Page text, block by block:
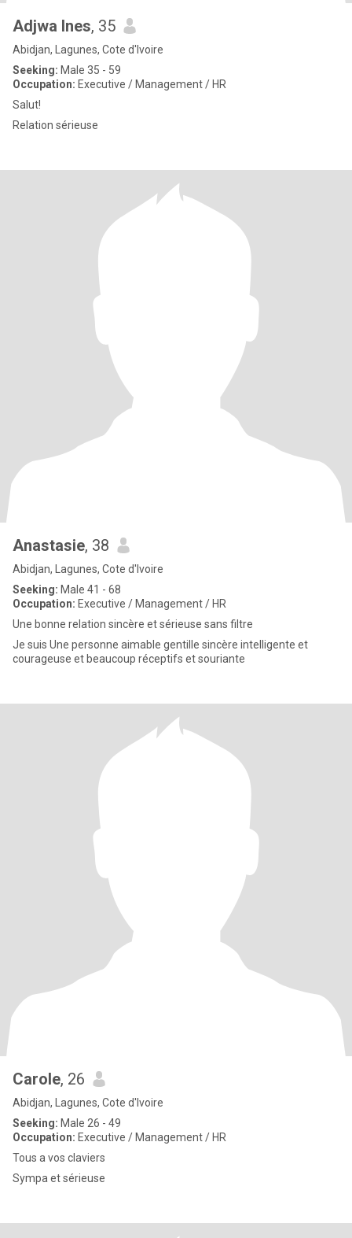
Adjwa Ines, 35
Abidjan, Lagunes, Cote d'Ivoire
Seeking: Male 35 - 59
Occupation: Executive / Management / HR
Salut!
Relation sérieuse
Anastasie, 38
Abidjan, Lagunes, Cote d'Ivoire
Seeking: Male 41 - 68
Occupation: Executive / Management / HR
Une bonne relation sincère et sérieuse sans filtre
Je suis Une personne aimable gentille sincère intelligente et
courageuse et beaucoup réceptifs et souriante
Carole, 26
Abidjan, Lagunes, Cote d'Ivoire
Seeking: Male 26 - 49
Occupation: Executive / Management / HR
Tous a vos claviers
Sympa et sérieuse